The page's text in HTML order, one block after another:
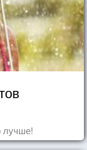
лучше!